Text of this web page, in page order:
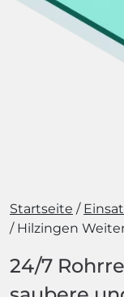
Startseite
Hilzingen
24/7